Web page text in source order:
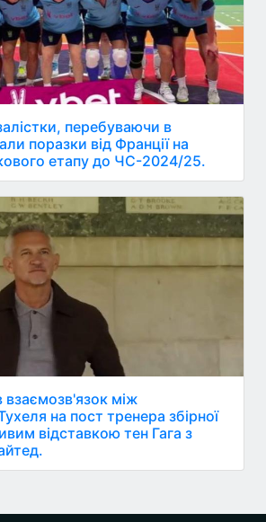
перебуваючи в
поразки від Франції на
етапу до ЧС-2024/25.
взаємозв'язок між
на пост тренера збірної
відставкою тен Гага з